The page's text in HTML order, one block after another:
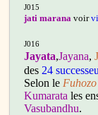
J015
jati marana voir
J016
Jayata,Jayana,
des 24
Selon le
Kumarata les
Vasubandhu.